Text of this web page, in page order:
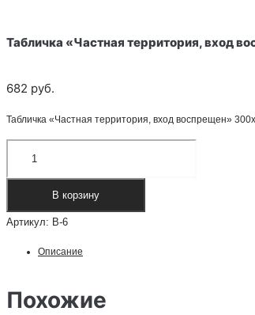
Табличка «Частная территория, вход
682 руб.
Табличка «Частная территория, вход воспрещен»
территория,
В корзину
Артикул: В-6
Описание
Похожие